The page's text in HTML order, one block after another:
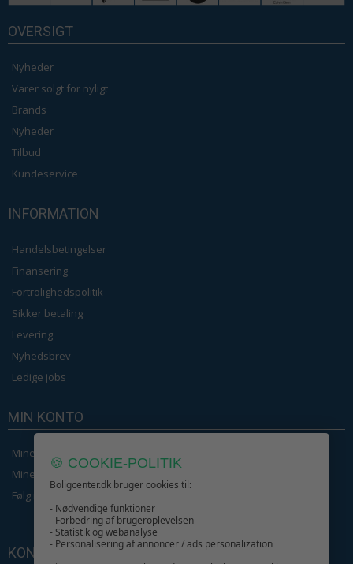
OVERSIGT
Nyheder
Varer solgt for nyligt
Brands
Nyheder
Tilbud
Kundeservice
INFORMATION
Handelsbetingelser
Finansering
Fortrolighedspolitik
Sikker betaling
Levering
Nyhedsbrev
Ledige jobs
MIN KONTO
Mine ordrer
Mine Oplysninger
Følg min ordre
KONTAKT OS
🍪 COOKIE-POLITIK
Boligcenter.dk bruger cookies til:
- Nødvendige funktioner
- Forbedring af brugeroplevelsen
- Statistik og webanalyse
- Personalisering af annoncer / ads personalization